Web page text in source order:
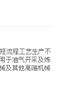
流程工艺生产不
于油气开采及炼
及其他高端机械